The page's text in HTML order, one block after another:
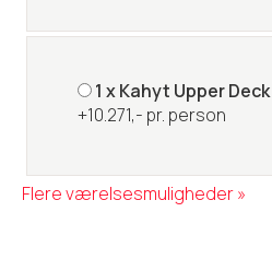
1 x Kahyt Upper Deck
+10.271,- pr. person
Flere værelsesmuligheder »